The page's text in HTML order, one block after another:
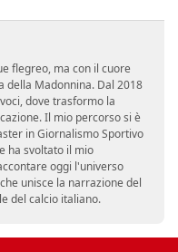
flegreo, ma con il cuore
della Madonnina. Dal 2018
dove trasformo la
Il mio percorso si è
in Giornalismo Sportivo
ha svoltato il mio
oggi l'universo
unisce la narrazione del
del calcio italiano.